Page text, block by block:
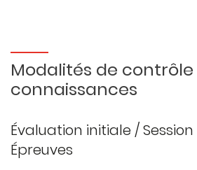
Modalités de contrôle
connaissances
Évaluation initiale /
Épreuves